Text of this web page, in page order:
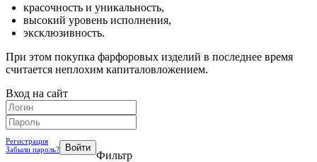
красочность и уникальность,
высокий уровень исполнения,
эксклюзивность.
При этом покупка фарфоровых изделий в последнее время
считается неплохим капиталовложением.
Вход на сайт
Регистрация
Забыли пароль?
Фильтр